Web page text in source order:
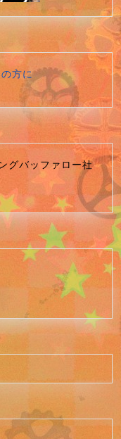
方に
グバッファロー社